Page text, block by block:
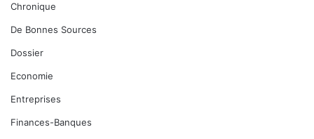
Chronique
De Bonnes Sources
Dossier
Economie
Entreprises
Finances-Banques